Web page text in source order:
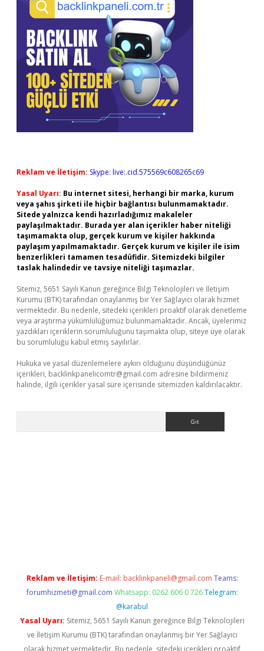
Reklam ve İletişim: Skype: live:.cid.575569c608265c69
Yasal Uyarı: Bu internet sitesi, herhangi bir marka, kurum
veya şahıs şirketi ile hiçbir bağlantısı bulunmamaktadır.
Sitede yalnızca kendi hazırladığımız makaleler
paylaşılmaktadır. Burada yer alan içerikler haber niteliği
taşımamakta olup, gerçek kurum ve kişiler hakkında
paylaşım yapılmamaktadır. Gerçek kurum ve kişiler ile isim
benzerlikleri tamamen tesadüfidir. Sitemizdeki bilgiler
taslak halindedir ve tavsiye niteliği taşımazlar.
Sitemiz, 5651 Sayılı Kanun gereğince Bilgi Teknolojileri ve İletişim
Kurumu (BTK) tarafından onaylanmış bir Yer Sağlayıcı olarak hizmet
vermektedir. Bu nedenle, sitedeki içerikleri proaktif olarak denetleme
veya araştırma yükümlülüğümüz bulunmamaktadır. Ancak, üyelerimiz
yazdıkları içeriklerin sorumluluğunu taşımakta olup, siteye üye olarak
bu sorumluluğu kabul etmiş sayılırlar.
Hukuka ve yasal düzenlemelere aykırı olduğunu düşündüğünüz
içerikleri, backlinkpanelicomtr@gmail.com adresine bildirmeniz
halinde, ilgili içerikler yasal süre içerisinde sitemizden kaldırılacaktır.
Reklam ve İletişim: E-mail: backlinkpaneli@gmail.com Teams:
forumhizmeti@gmail.com Whatsapp: 0262 606 0 726 Telegram:
@karabul
Yasal Uyarı: Sitemiz, 5651 Sayılı Kanun gereğince Bilgi Teknolojileri
ve İletişim Kurumu (BTK) tarafından onaylanmış bir Yer Sağlayıcı
olarak hizmet vermektedir. Bu nedenle, sitedeki içerikleri proaktif